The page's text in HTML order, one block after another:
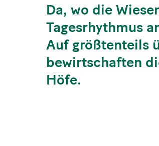
Da, wo die
Tagesrhythmus
Auf größtenteils
bewirtschaften
Höfe.